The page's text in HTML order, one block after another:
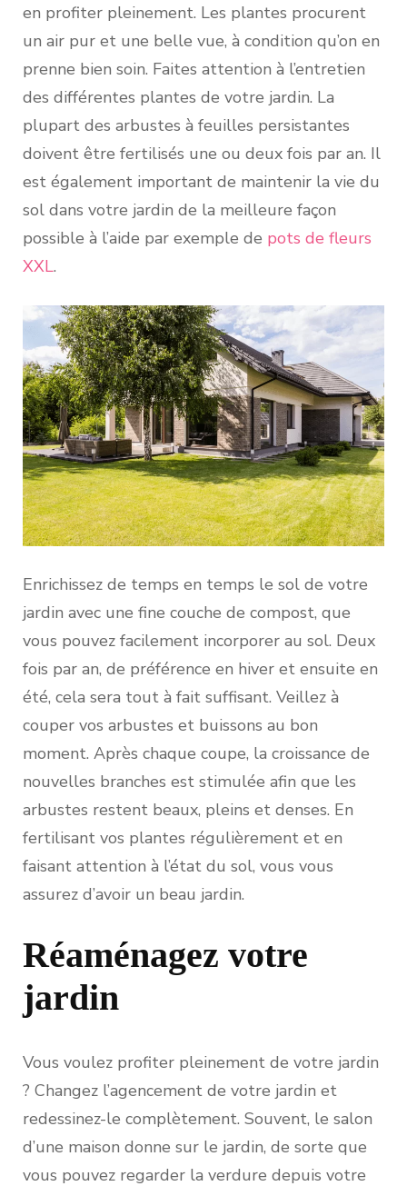
en profiter pleinement. Les plantes procurent
un air pur et une belle vue, à condition qu’on en
prenne bien soin. Faites attention à l’entretien
des différentes plantes de votre jardin. La
plupart des arbustes à feuilles persistantes
doivent être fertilisés une ou deux fois par an. Il
est également important de maintenir la vie du
sol dans votre jardin de la meilleure façon
possible à l’aide par exemple de pots de fleurs
XXL.
Enrichissez de temps en temps le sol de votre
jardin avec une fine couche de compost, que
vous pouvez facilement incorporer au sol. Deux
fois par an, de préférence en hiver et ensuite en
été, cela sera tout à fait suffisant. Veillez à
couper vos arbustes et buissons au bon
moment. Après chaque coupe, la croissance de
nouvelles branches est stimulée afin que les
arbustes restent beaux, pleins et denses. En
fertilisant vos plantes régulièrement et en
faisant attention à l’état du sol, vous vous
assurez d’avoir un beau jardin.
Réaménagez votre
jardin
Vous voulez profiter pleinement de votre jardin
? Changez l’agencement de votre jardin et
redessinez-le complètement. Souvent, le salon
d’une maison donne sur le jardin, de sorte que
vous pouvez regarder la verdure depuis votre